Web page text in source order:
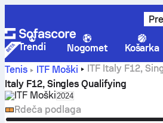
Trendi Nogomet Košarka
Tenis
ITF Moški
ITF Italy F12,
rezultati v živo, rezultati in tekme
Italy F12, Singles Qualifying
ITF MoškiSelect season in
2024
Rdeča podlaga